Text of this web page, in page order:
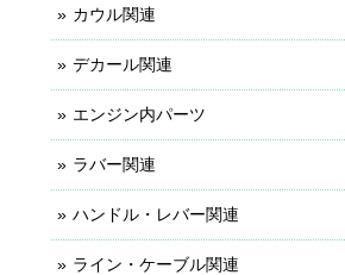
カウル関連
デカール関連
エンジン内パーツ
ラバー関連
ハンドル・レバー関連
ライン・ケーブル関連